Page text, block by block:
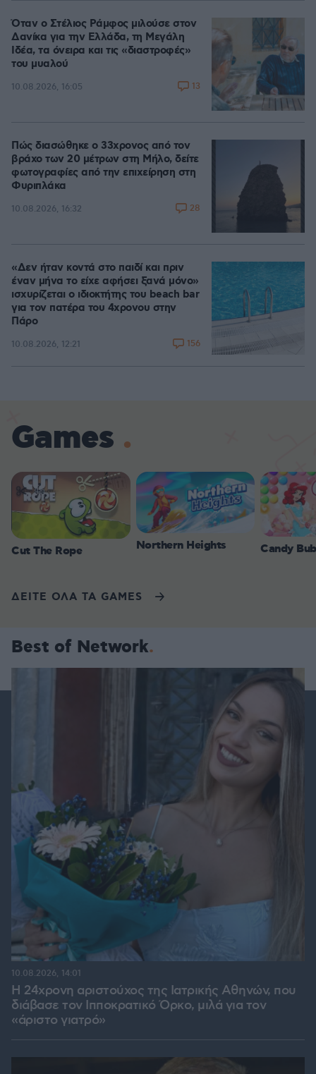
Όταν ο Στέλιος Ράμφος μιλούσε στον
Δανίκα για την Ελλάδα, τη Μεγάλη
Ιδέα, τα όνειρα και τις «διαστροφές»
του μυαλού
10.08.2026, 16:05 13
Πώς διασώθηκε ο 33χρονος από τον
βράχο των 20 μέτρων στη Μήλο, δείτε
φωτογραφίες από την επιχείρηση στη
Φυριπλάκα
10.08.2026, 16:32 28
«Δεν ήταν κοντά στο παιδί και πριν
έναν μήνα το είχε αφήσει ξανά μόνο»
ισχυρίζεται ο ιδιοκτήτης του beach bar
για τον πατέρα του 4χρονου στην
Πάρο
10.08.2026, 12:21 156
Games
Cut The Rope Northern Heights Candy
ΔΕΙΤΕ ΟΛΑ ΤΑ GAMES
Best of Network
Η 24χρονη αριστούχος της Ιατρικής Αθηνών, που
διάβασε τον Ιπποκρατικό Όρκο, μιλά για τον
«άριστο γιατρό»
10.08.2026, 14:01